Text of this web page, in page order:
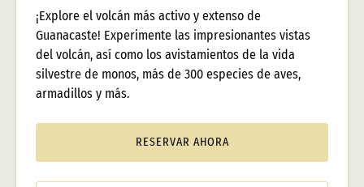
¡Explore el volcán más activo y extenso de
Guanacaste! Experimente las impresionantes vistas
del volcán, así como los avistamientos de la vida
silvestre de monos, más de 300 especies de aves,
armadillos y más.
RESERVAR AHORA